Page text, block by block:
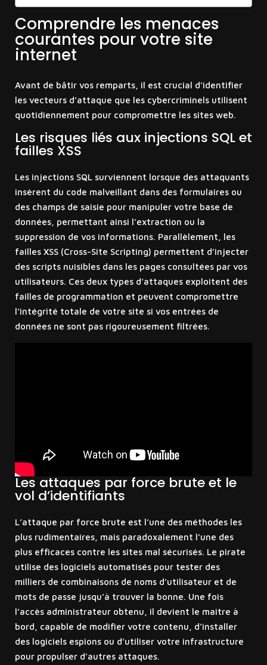
Comprendre les menaces
courantes pour votre site
internet
Avant de bâtir vos remparts, il est crucial d’identifier
les vecteurs d’attaque que les cybercriminels utilisent
quotidiennement pour compromettre les sites web.
Les risques liés aux injections SQL et
failles XSS
Les injections SQL surviennent lorsque des attaquants
insèrent du code malveillant dans des formulaires ou
des champs de saisie pour manipuler votre base de
données, permettant ainsi l’extraction ou la
suppression de vos informations. Parallèlement, les
failles XSS (Cross-Site Scripting) permettent d’injecter
des scripts nuisibles dans les pages consultées par vos
utilisateurs. Ces deux types d’attaques exploitent des
failles de programmation et peuvent compromettre
l’intégrité totale de votre site si vos entrées de
données ne sont pas rigoureusement filtrées.
Les attaques par force brute et le
vol d’identifiants
L’attaque par force brute est l’une des méthodes les
plus rudimentaires, mais paradoxalement l’une des
plus efficaces contre les sites mal sécurisés. Le pirate
utilise des logiciels automatisés pour tester des
milliers de combinaisons de noms d’utilisateur et de
mots de passe jusqu’à trouver la bonne. Une fois
l’accès administrateur obtenu, il devient le maître à
bord, capable de modifier votre contenu, d’installer
des logiciels espions ou d’utiliser votre infrastructure
pour propulser d’autres attaques.